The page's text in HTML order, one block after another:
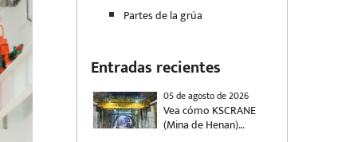
Partes de la grúa
Entradas recientes
05 de agosto de 2026
Vea cómo KSCRANE
(Mina de Henan)